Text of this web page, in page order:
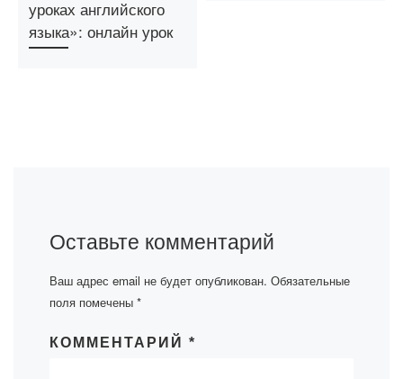
уроках английского
языка»: онлайн урок
Оставьте комментарий
Ваш адрес email не будет опубликован. Обязательные
поля помечены *
КОММЕНТАРИЙ *